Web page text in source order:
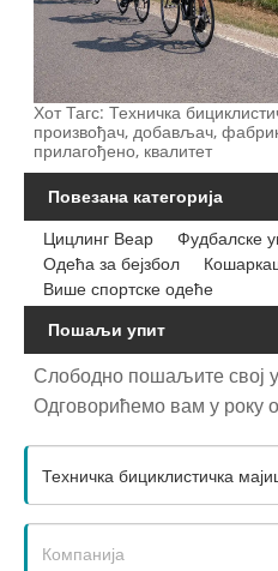
Хот Тагс: Техничка
произвођач, добављач,
прилагођено, квалитет
Повезана категорија
Цицлинг Веар
Фудбалске
Одећа за бејзбол
Више спортске одеће
Пошаљи упит
Слободно пошаљите свој
Одговорићемо вам у року